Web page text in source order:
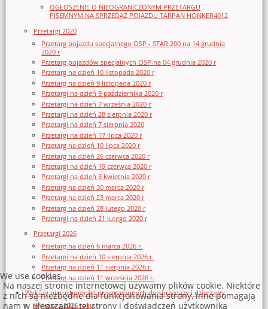
OGŁOSZENIE O NIEOGRANICZONYM PRZETARGU
PISEMNYM NA SPRZEDAŻ POJAZDU TARPAN HONKER4012
Przetargi 2020
Przetarg pojazdu specjalnego OSP - STAR 200 na 14 grudnia
2020 r
Przetarg pojazdów specjalnych OSP na 04 grudnia 2020 r
Przetarg na dzień 10 listopada 2020 r
Przetarg na dzień 9 listopada 2020 r
Przetargi na dzień 9 października 2020 r
Przetargi na dzień 7 września 2020 r
Przetargi na dzień 28 sierpnia 2020 r
Przetargi na dzień 7 sierpnia 2020
Przetargi na dzień 17 lipca 2020 r
Przetarg na dzień 10 lipca 2020 r
Przetarg na dzień 26 czerwca 2020 r
Przetargi na dzień 19 czerwca 2020 r
Przetargi na dzień 3 kwietnia 2020 r
Przetarg na dzień 30 marca 2020 r
Przetarg na dzień 23 marca 2020 r
Przetarg na dzień 28 lutego 2020 r
Przetargi na dzień 21 lutego 2020 r
Przetargi 2026
Przetarg na dzień 6 marca 2026 r.
Przetargi na dzień 10 sierpnia 2026 r.
Przetarg na dzień 11 sierpnia 2026 r.
Przetarg na dzień 11 września 2026 r.
Wykazy nieruchomości przeznaczonych do sprzedaży i dzierżawy
Wykazy z 2026 roku
We use cookies
Na naszej stronie internetowej używamy plików cookie. Niektóre
z nich są niezbędne dla funkcjonowania strony, inne pomagają
nam w ulepszaniu tej strony i doświadczeń użytkownika